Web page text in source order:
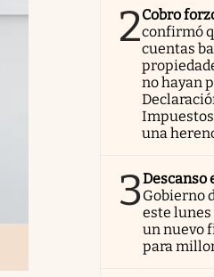
2Cobro
confirmó
cuentas
no hayan
una
3Descanso
Gobierno
este lunes
un nuevo
para